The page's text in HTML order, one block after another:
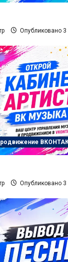
Опубликовано
Опубликовано